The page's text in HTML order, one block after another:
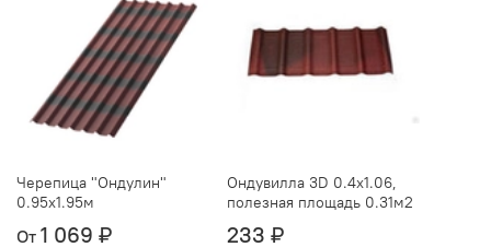
Черепица "Ондулин"
0.95х1.95м
От 1 069 ₽
Ондувилла 3D 0.4х1.06,
полезная площадь 0.31м2
233 ₽